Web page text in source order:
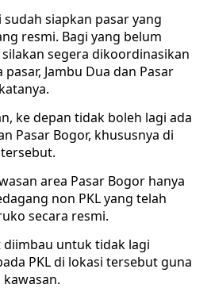
sudah siapkan pasar yang
resmi. Bagi yang belum
segera dikoordinasikan
Jambu Dua dan Pasar
ke depan tidak boleh lagi ada
Pasar Bogor, khususnya di
area Pasar Bogor hanya
non PKL yang telah
secara resmi.
untuk tidak lagi
PKL di lokasi tersebut guna